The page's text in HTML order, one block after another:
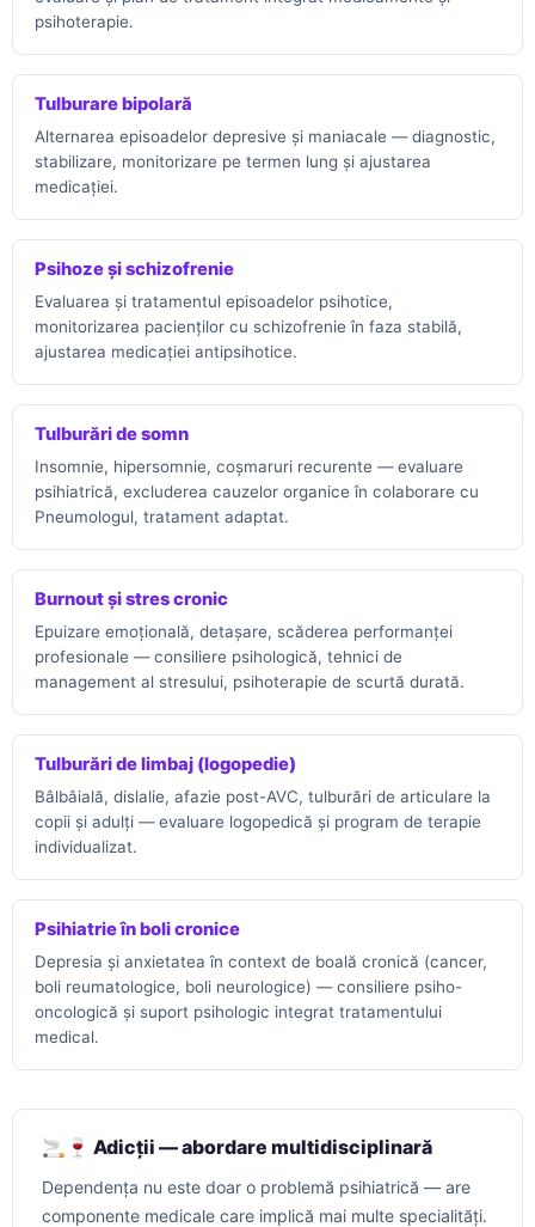
psihoterapie.
Tulburare bipolară
Alternarea episoadelor depresive și maniacale — diagnostic,
stabilizare, monitorizare pe termen lung și ajustarea
medicației.
Psihoze și schizofrenie
Evaluarea și tratamentul episoadelor psihotice,
monitorizarea pacienților cu schizofrenie în faza stabilă,
ajustarea medicației antipsihotice.
Tulburări de somn
Insomnie, hipersomnie, coșmaruri recurente — evaluare
psihiatrică, excluderea cauzelor organice în colaborare cu
Pneumologul, tratament adaptat.
Burnout și stres cronic
Epuizare emoțională, detașare, scăderea performanței
profesionale — consiliere psihologică, tehnici de
management al stresului, psihoterapie de scurtă durată.
Tulburări de limbaj (logopedie)
Bâlbâială, dislalie, afazie post-AVC, tulburări de articulare la
copii și adulți — evaluare logopedică și program de terapie
individualizat.
Psihiatrie în boli cronice
Depresia și anxietatea în context de boală cronică (cancer,
boli reumatologice, boli neurologice) — consiliere psiho-
oncologică și suport psihologic integrat tratamentului
medical.
🚬🍷 Adicții — abordare multidisciplinară
Dependența nu este doar o problemă psihiatrică — are
componente medicale care implică mai multe specialități.